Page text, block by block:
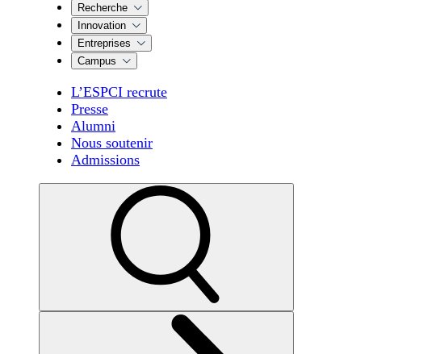
Recherche
Innovation
Entreprises
Campus
L’ESPCI recrute
Presse
Alumni
Nous soutenir
Admissions